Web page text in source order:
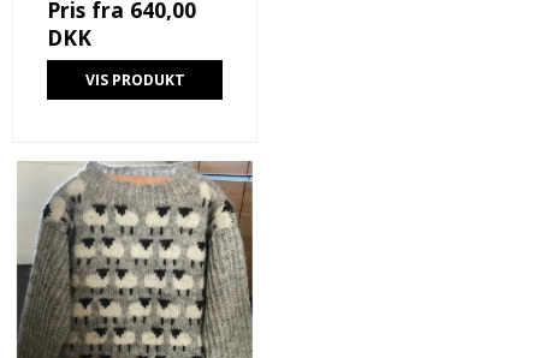
Pris fra 640,00
DKK
VIS PRODUKT